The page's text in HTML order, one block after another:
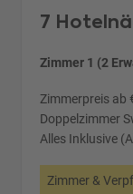
7
Zimmer 1 (2
Zimmerpreis ab
Doppelzimmer
Alles Inklusive
Zimmer &